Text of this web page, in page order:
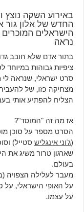
באירוע השקה
החדש של אלון גור
הישראלים
נראה
בתור אדם שלא חובב
ציפיות גבוהות במיוחד
סרט ישראלי, שנראה לי
מצחיקה כזו, של
הצליח להפתיע אותי
אז מה זה "המוסד"?
הסרט מספר על סוכן
(ג'וני אינגליש
שארגון טרור משיג את
בעולם.
מעבר לעלילה הצפויה
על האופי הישראלי, על
על עצמו.